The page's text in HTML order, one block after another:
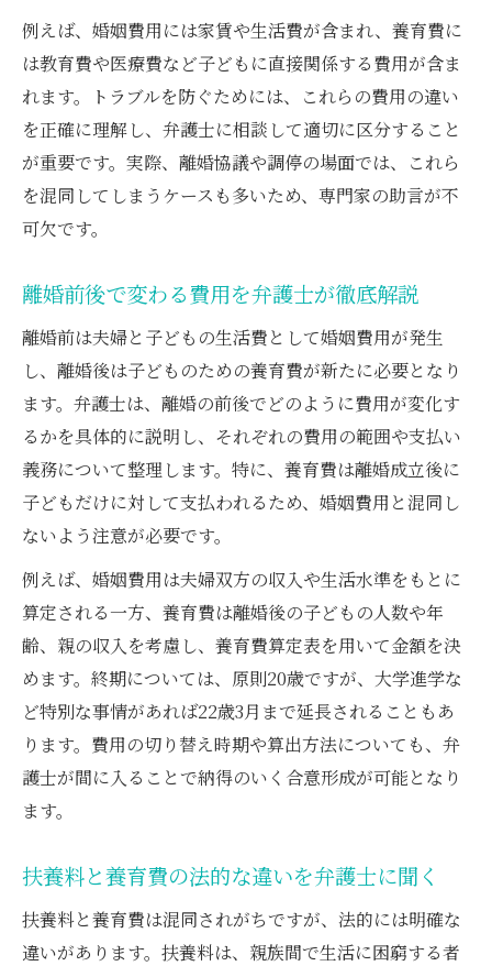
例えば、婚姻費用には家賃や生活費が含まれ、養育費に
は教育費や医療費など子どもに直接関係する費用が含ま
れます。トラブルを防ぐためには、これらの費用の違い
を正確に理解し、弁護士に相談して適切に区分すること
が重要です。実際、離婚協議や調停の場面では、これら
を混同してしまうケースも多いため、専門家の助言が不
可欠です。
離婚前後で変わる費用を弁護士が徹底解説
離婚前は夫婦と子どもの生活費として婚姻費用が発生
し、離婚後は子どものための養育費が新たに必要となり
ます。弁護士は、離婚の前後でどのように費用が変化す
るかを具体的に説明し、それぞれの費用の範囲や支払い
義務について整理します。特に、養育費は離婚成立後に
子どもだけに対して支払われるため、婚姻費用と混同し
ないよう注意が必要です。
例えば、婚姻費用は夫婦双方の収入や生活水準をもとに
算定される一方、養育費は離婚後の子どもの人数や年
齢、親の収入を考慮し、養育費算定表を用いて金額を決
めます。終期については、原則20歳ですが、大学進学な
ど特別な事情があれば22歳3月まで延長されることもあ
ります。費用の切り替え時期や算出方法についても、弁
護士が間に入ることで納得のいく合意形成が可能となり
ます。
扶養料と養育費の法的な違いを弁護士に聞く
扶養料と養育費は混同されがちですが、法的には明確な
違いがあります。扶養料は、親族間で生活に困窮する者